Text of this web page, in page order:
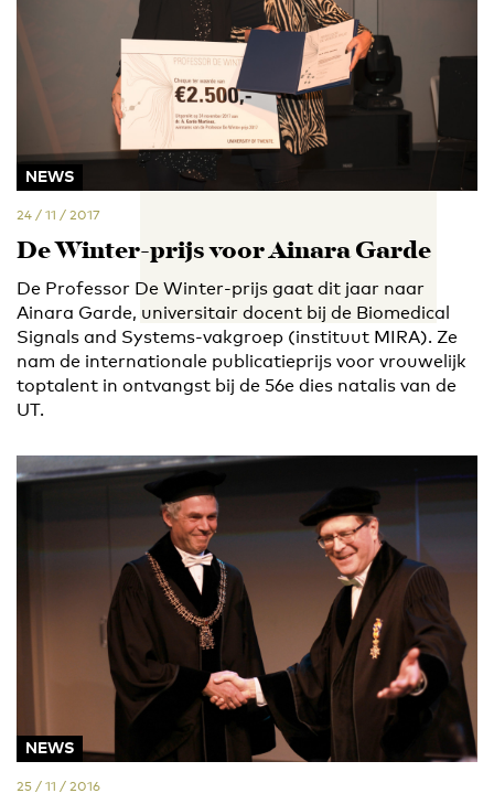
NEWS
24 / 11 / 2017
De Winter-prijs voor Ainara Garde
De Professor De Winter-prijs gaat dit jaar naar
Ainara Garde, universitair docent bij de Biomedical
Signals and Systems-vakgroep (instituut MIRA). Ze
nam de internationale publicatieprijs voor vrouwelijk
toptalent in ontvangst bij de 56e dies natalis van de
UT.
NEWS
25 / 11 / 2016